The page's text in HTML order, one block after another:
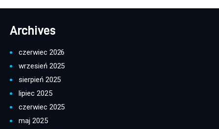
Archives
czerwiec 2026
wrzesień 2025
sierpień 2025
lipiec 2025
czerwiec 2025
maj 2025